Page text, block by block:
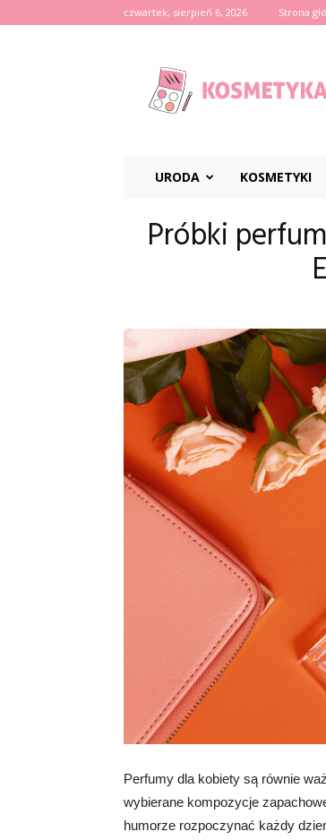
czwartek, sierpień 6, 2026 Strona
URODA KOSMETYKI
Próbki
Perfumy dla kobiety są równie
wybierane kompozycje
humorze rozpoczynać każdy